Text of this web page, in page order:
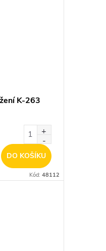
K-263
DO KOŠÍKU
Kód: 48112